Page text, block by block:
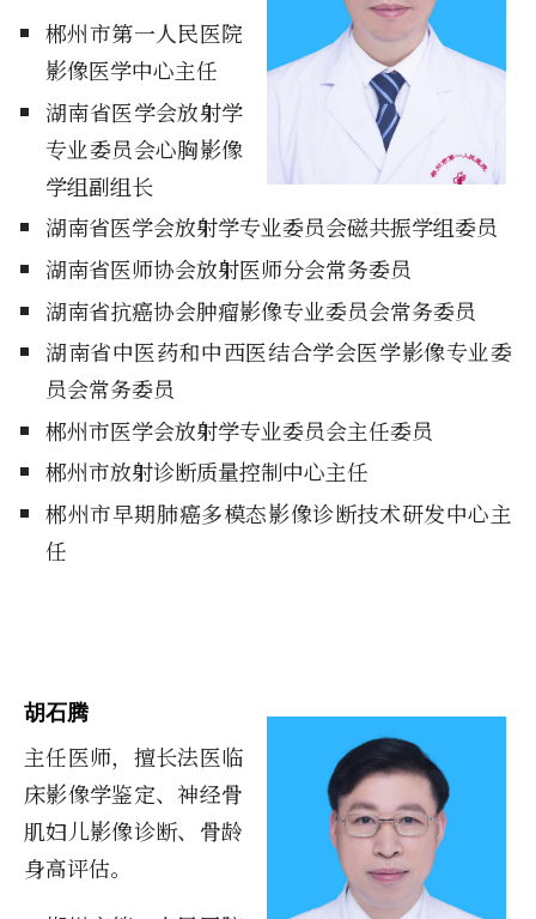
郴州市第一人民医院
影像医学中心主任
湖南省医学会放射学
专业委员会心胸影像
学组副组长
湖南省医学会放射学专业委员会磁共振学组委员
湖南省医师协会放射医师分会常务委员
湖南省抗癌协会肿瘤影像专业委员会常务委员
湖南省中医药和中西医结合学会医学影像专业委
员会常务委员
郴州市医学会放射学专业委员会主任委员
郴州市放射诊断质量控制中心主任
郴州市早期肺癌多模态影像诊断技术研发中心主
任
胡石腾
主任医师，擅长法医临
床影像学鉴定、神经骨
肌妇儿影像诊断、骨龄
身高评估。